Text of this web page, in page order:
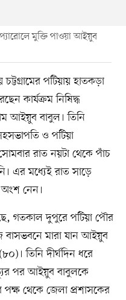
মুক্তি পাওয়া আইয়ুব
পটিয়ায় হাতকড়া
কার্যক্রম নিষিদ্ধ
আইয়ুব বাবুল। তিনি
ও পটিয়া
রাত নয়টা থেকে পাঁচ
এর মধ্যেই রাত সাড়ে
অংশ নেন।
গতকাল দুপুরে পটিয়া পৌর
মারা যান আইয়ুব
তিনি দীর্ঘদিন ধরে
পর আইয়ুব বাবুলকে
পক্ষ থেকে জেলা প্রশাসকের